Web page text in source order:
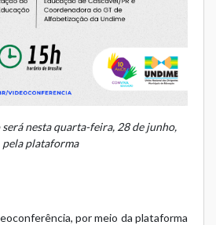
será nesta quarta-feira, 28 de junho,
pela plataforma
por meio da plataforma